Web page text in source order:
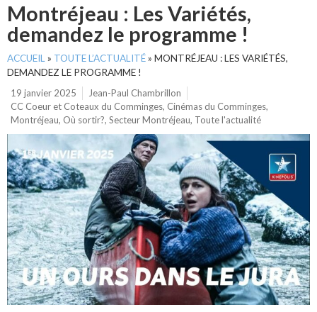
Montréjeau : Les Variétés,
demandez le programme !
ACCUEIL » TOUTE L’ACTUALITÉ» MONTRÉJEAU : LES VARIÉTÉS,
DEMANDEZ LE PROGRAMME !
19 janvier 2025
Jean-Paul Chambrillon
CC Coeur et Coteaux du Comminges, Cinémas du Comminges,
Montréjeau, Où sortir?, Secteur Montréjeau, Toute l'actualité